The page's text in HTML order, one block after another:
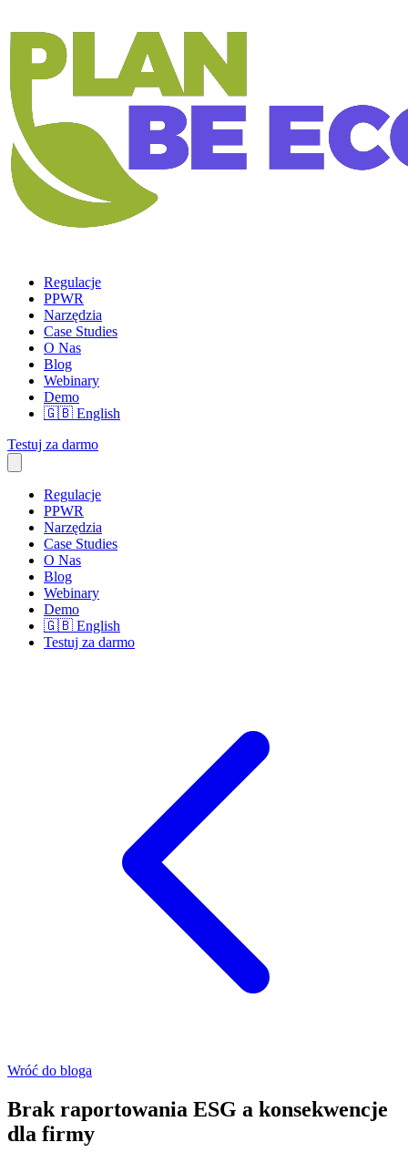
Regulacje
PPWR
Narzędzia
Case Studies
O Nas
Blog
Webinary
Demo
🇬🇧 English
Testuj za darmo
Regulacje
PPWR
Narzędzia
Case Studies
O Nas
Blog
Webinary
Demo
🇬🇧 English
Testuj za darmo
Wróć do bloga
Brak raportowania ESG a konsekwencje
dla firmy